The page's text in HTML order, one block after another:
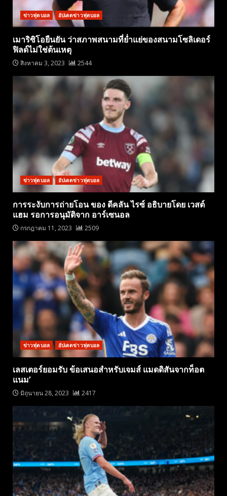
ข่าวฟุตบอล อัปเดตข่าวฟุตบอล
เมาริซิโอยืนยัน ว่าสภาพสนามที่ย่ำแย่ของสนามโซลิเดอร์
ฟิลด์ไม่ใช่ต้นเหตุ
สิงหาคม 3, 2023 2544
ข่าวฟุตบอล อัปเดตข่าวฟุตบอล
การระงับการถ่ายโอน ของ ดีคลัน ไรซ์ อธิบายโดย เวสต์
แฮม รอการอนุมัติจาก อาร์เซนอล
กรกฎาคม 11, 2023 2509
ข่าวฟุตบอล อัปเดตข่าวฟุตบอล
เลสเตอร์ยอมรับ ข้อเสนอสำหรับเจมส์ แมดดิสันจากท็อต
แนม’
มิถุนายน 28, 2023 2417